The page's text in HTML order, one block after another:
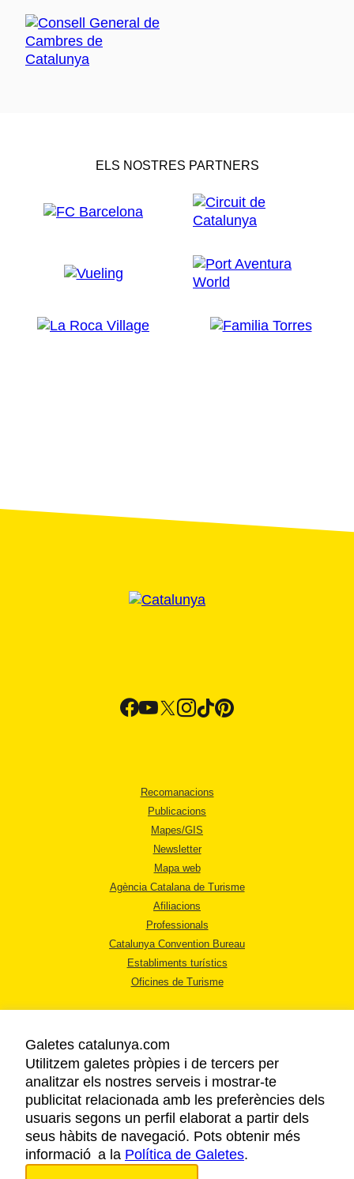
ELS NOSTRES PARTNERS
Recomanacions
Publicacions
Mapes/GIS
Newsletter
Mapa web
Agència Catalana de Turisme
Afiliacions
Professionals
Catalunya Convention Bureau
Establiments turístics
Oficines de Turisme
AVÍS LEGAL
POLÍTICA DE PRIVACITAT
COOKIES
ACCESSIBILITAT
Galetes catalunya.com
Utilitzem galetes pròpies i de tercers per
analitzar els nostres serveis i mostrar-te
publicitat relacionada amb les preferències dels
usuaris segons un perfil elaborat a partir dels
seus hàbits de navegació. Pots obtenir més
informació a la Política de Galetes.